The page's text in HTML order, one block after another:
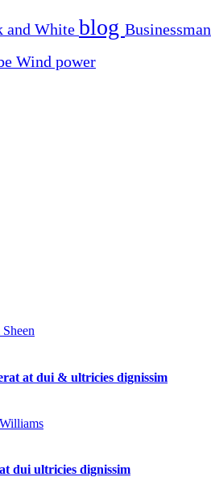
and White blog Businessman
Wind power
at dui & ultricies dignissim
dui ultricies dignissim